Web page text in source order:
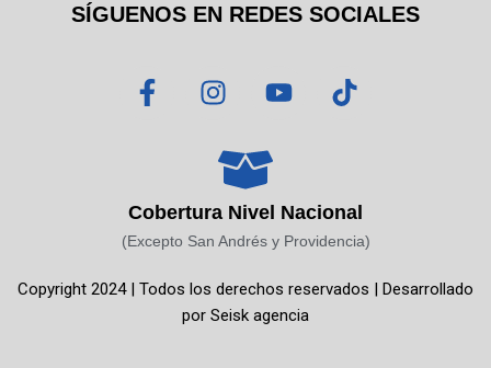
SÍGUENOS EN REDES SOCIALES
F
a
o
o
-
I
n
t
a
g
r
m
Y
o
b
e
T
i
k
Cobertura Nivel Nacional
(Excepto San Andrés y Providencia)
Copyright 2024 | Todos los derechos reservados | Desarrollado
por Seisk agencia